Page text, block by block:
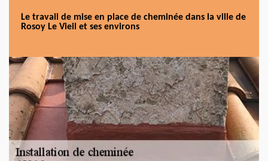
Le travail de mise en place de cheminée dans la ville de
Rosoy Le Vieil et ses environs